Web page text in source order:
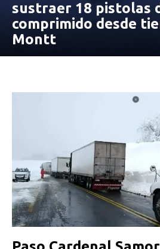
sustraer 18 pistolas
comprimido desde
Montt